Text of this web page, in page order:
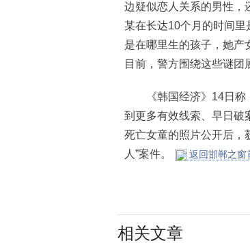
边疑似恋人关系的男性，
某在长达10个月的时间
是在哪里生的孩子，她
目前，警方围绕这些谜团
《韩国经济》14日称，
到更多有效线索、早日破
死亡女童的照片公开后，
人”案件。
返回邯郸之窗
相关文章